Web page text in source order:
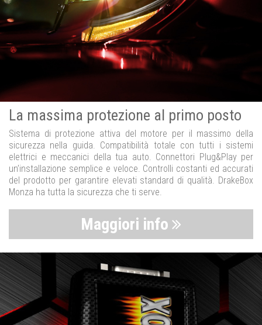
La massima protezione al primo posto
Sistema di protezione attiva del motore per il massimo della
sicurezza nella guida. Compatibilità totale con tutti i sistemi
elettrici e meccanici della tua auto. Connettori Plug&Play per
un’installazione semplice e veloce. Controlli costanti ed accurati
del prodotto per garantire elevati standard di qualità. DrakeBox
Monza ha tutta la sicurezza che ti serve.
Maggiori info